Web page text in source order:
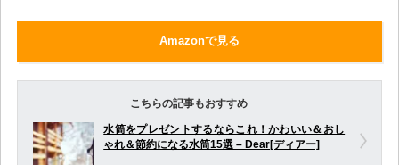
Amazonで見る
こちらの記事もおすすめ
水筒をプレゼントするならこれ！かわいい＆おし
ゃれ＆節約になる水筒15選 – Dear[ディアー]